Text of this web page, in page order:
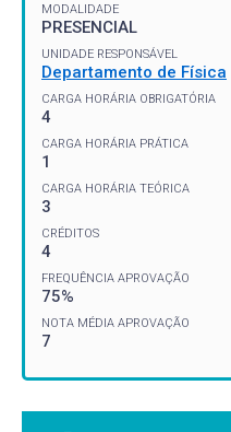
MODALIDADE
PRESENCIAL
UNIDADE RESPONSÁVEL
Departamento de Física
CARGA HORÁRIA OBRIGATÓRIA
4
CARGA HORÁRIA PRÁTICA
1
CARGA HORÁRIA TEÓRICA
3
CRÉDITOS
4
FREQUÊNCIA APROVAÇÃO
75%
NOTA MÉDIA APROVAÇÃO
7